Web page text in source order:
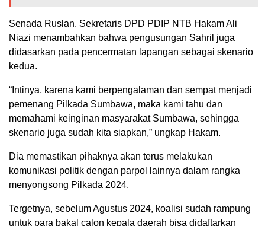
Senada Ruslan. Sekretaris DPD PDIP NTB Hakam Ali
Niazi menambahkan bahwa pengusungan Sahril juga
didasarkan pada pencermatan lapangan sebagai skenario
kedua.
“Intinya, karena kami berpengalaman dan sempat menjadi
pemenang Pilkada Sumbawa, maka kami tahu dan
memahami keinginan masyarakat Sumbawa, sehingga
skenario juga sudah kita siapkan,” ungkap Hakam.
Dia memastikan pihaknya akan terus melakukan
komunikasi politik dengan parpol lainnya dalam rangka
menyongsong Pilkada 2024.
Tergetnya, sebelum Agustus 2024, koalisi sudah rampung
untuk para bakal calon kepala daerah bisa didaftarkan